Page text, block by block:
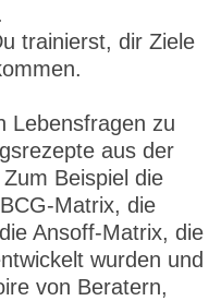
trainierst, dir Ziele
Lebensfragen zu
aus der
Beispiel die
Matrix, die
Ansoff-Matrix, die
wurden und
von Beratern,